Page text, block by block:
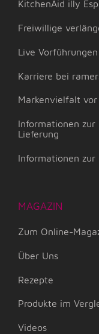
KitchenAid illy
Freiwillige
Live Vorführungen
Karriere bei
Markenvielfalt
Informationen
Lieferung
Informationen
MAGAZIN
Zum Online-
Über Uns
Rezepte
Produkte im
Videos